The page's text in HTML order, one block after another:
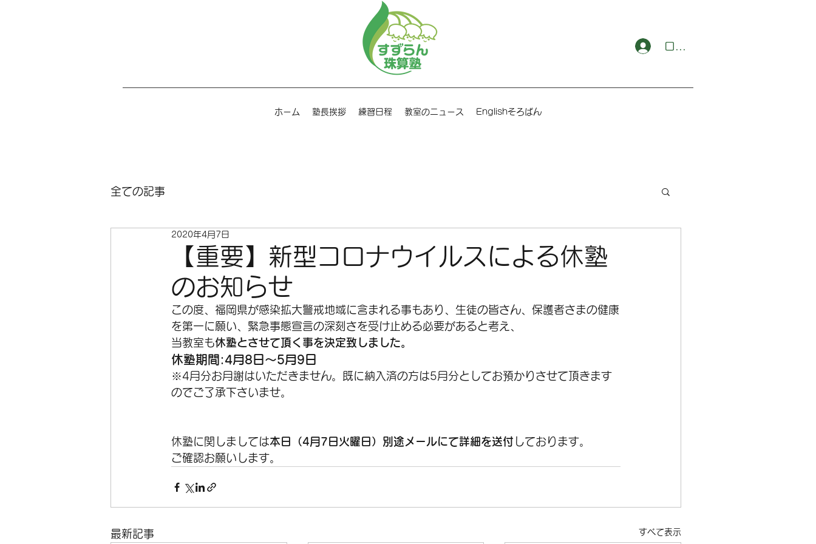
ログイン
ホーム 塾長挨拶 練習日程 教室のニュース Englishそろばん
全ての記事
【重要】新型コロナウイルスによる休塾
のお知らせ
2020年4月7日
この度、福岡県が感染拡大警戒地域に含まれる事もあり、生徒の皆さん、保護者さまの健康
を第一に願い、緊急事態宣言の深刻さを受け止める必要があると考え、
当教室も休塾とさせて頂く事を決定致しました。
休塾期間:4月8日〜5月9日
※4月分お月謝はいただきません。既に納入済の方は5月分としてお預かりさせて頂きます
のでご了承下さいませ。
休塾に関しましては本日（4月7日火曜日）別途メールにて詳細を送付 しております。
ご確認お願いします。
最新記事 すべて表示